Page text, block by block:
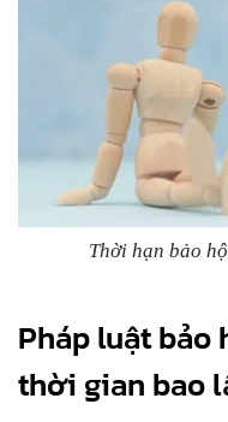
Thời hạn bảo
Pháp luật bảo
thời gian bao